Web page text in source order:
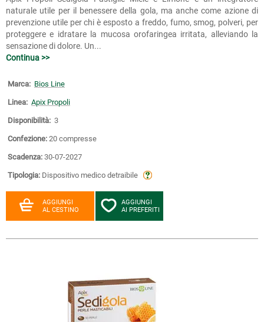
naturale utile per il benessere della gola, ma anche come azione di
prevenzione utile per chi è esposto a freddo, fumo, smog, polveri, per
proteggere e idratare la mucosa orofaringea irritata, alleviando la
sensazione di dolore. Un...
Continua >>
Marca: Bios Line
Linea: Apix Propoli
Disponibilità: 3
Confezione: 20 compresse
Scadenza: 30-07-2027
Tipologia: Dispositivo medico detraibile
AGGIUNGI
AL CESTINO
AGGIUNGI
AI PREFERITI